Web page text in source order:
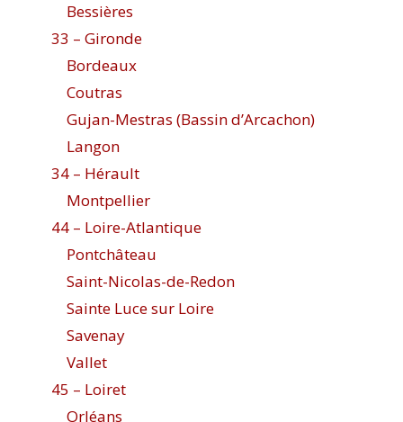
Bessières
33 – Gironde
Bordeaux
Coutras
Gujan-Mestras (Bassin d’Arcachon)
Langon
34 – Hérault
Montpellier
44 – Loire-Atlantique
Pontchâteau
Saint-Nicolas-de-Redon
Sainte Luce sur Loire
Savenay
Vallet
45 – Loiret
Orléans